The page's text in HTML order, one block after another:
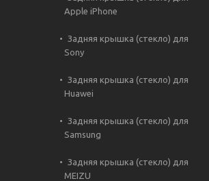
Apple iPhone
Задняя крышка (стекло) для
Sony
Задняя крышка (стекло) для
Huawei
Задняя крышка (стекло) для
Samsung
Задняя крышка (стекло) для
MEIZU